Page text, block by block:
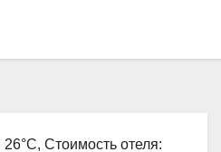
Стоимость отеля: